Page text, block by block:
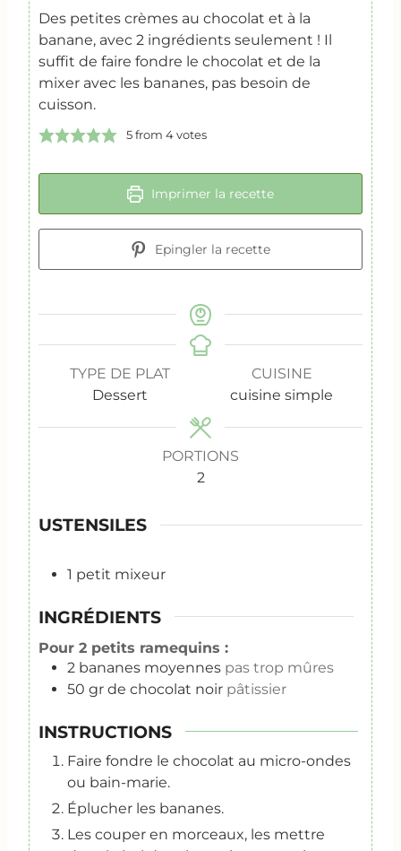
Des petites crèmes au chocolat et à la
banane, avec 2 ingrédients seulement ! Il
suffit de faire fondre le chocolat et de la
mixer avec les bananes, pas besoin de
cuisson.
5from 4votes
Imprimer la recette
Epingler la recette
TYPE DE PLAT
Dessert
CUISINE
cuisine simple
PORTIONS
2
USTENSILES
1 petit mixeur
INGRÉDIENTS
Pour 2 petits ramequins :
2 bananes moyennes pas trop mûres
50 gr de chocolat noir pâtissier
INSTRUCTIONS
Faire fondre le chocolat au micro-ondes
ou bain-marie.
Éplucher les bananes.
Les couper en morceaux, les mettre